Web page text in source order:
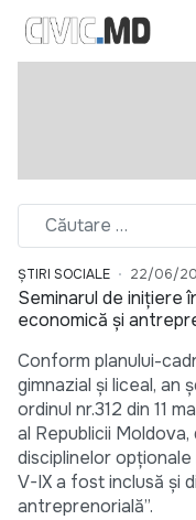
ȘTIRI SOCIALE 22/06/
Seminarul de iniţiere
economică şi
Conform planului-
gimnazial şi liceal, an
ordinul nr.312 din 11
al Republicii Moldova,
disciplinelor
V-IX a fost inclusă şi
antreprenorială”.